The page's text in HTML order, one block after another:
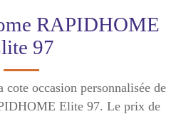
RAPIDHOME
97
occasion personnalisée de
Elite 97. Le prix de